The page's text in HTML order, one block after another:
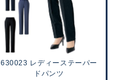
630023 レディーステーパー
ドパンツ